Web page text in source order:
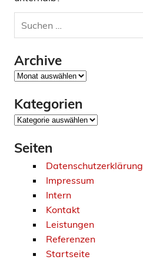
Archive
Archive
Kategorien
Kategorien
Seiten
Datenschutzerklärung
Impressum
Intern
Kontakt
Leistungen
Referenzen
Startseite